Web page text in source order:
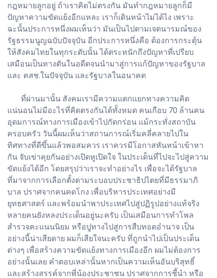
กฎหมายลูกอยู่ ถ้าเราคิดไม่ตรงกัน มันทำกฎหมายลูกก็มี
ปัญหาความขัดแย้งอีกแหละ เราก็เดินหน้าไม่ได้ไง เพราะ
ฉะนั้นประการหนึ่งผมเห็นว่า มันเป็นไปตามเจตนารมณ์ของ
รัฐธรรมนูญฉบับปัจจุบัน อีกประการหนึ่งคือ ต้องการกระตุ้น
ให้สังคมไทยในทุกระดับนั้น ได้ตระหนักถึงปัญหาที่เปรียบ
เสมือนเป็นทางตันในอดีตจนนำมาสู่การแก้ปัญหาของรัฐบาล
และ คสช.ในปัจจุบัน และรัฐบาลในอนาคต
ที่ผ่านมานั้น สังคมเรามีความแตกแยกทางความคิด
แน่นอนไม่มีอะไรที่คิดตรงกันได้ทั้งหมด คนเกือบ 70 ล้านคน
อุดมการณ์ทางการเมืองเข้าไปกัดกร่อน แม้กระทั่งสถาบัน
ครอบครัว วันนี้ผมเห็นว่าสถานการณ์เริ่มคลี่คลายไปใน
ทิศทางที่ดีขึ้นแล้วพอสมควร เราควรมีโอกาสหันหน้าเข้าหา
กัน จับเข่าคุยกันอย่างเปิดหูเปิดใจ ในประเด็นที่ไปจะไปสู่ความ
ขัดแย้งได้อีก โดยสรุปว่าเราจะทำอย่างไร เพื่อจะได้รัฐบาล
ที่มาจากการเลือกตั้งตามระบอบประชาธิปไตยที่มีธรรมาภิ
บาล ปราศจากคนคดโกง เพื่อบริหารประเทศอย่างมี
ยุทธศาสตร์ และพร้อมนำพาประเทศไปสู่ปฏิรูปอย่างแท้จริง
หลายคนยังหลงประเด็นอยู่นะครับ เป็นเสมือนการทำโพล
สำรวจคะแนนนิยม หรือปูทางไปสู่การสืบทอดอำนาจ เป็น
อย่างนี้น่าเสียดาย ผมก็เสียใจนะครับ ที่ถูกนำไปเป็นประเด็น
ต่างๆ เพื่อสร้างความขัดแย้งทางการเมืองอีก ผมไม่ต้องการ
อย่างนั้นเลย คำตอบเหล่านั้นหากเป็นความเห็นอันบริสุทธิ์
และสร้างสรรค์จากพี่น้องประชาชน ปราศจากการชี้นำ หรือ